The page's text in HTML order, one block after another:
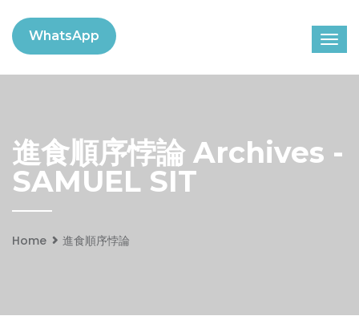
WhatsApp
進食順序悖論 Archives -
SAMUEL SIT
Home 進食順序悖論